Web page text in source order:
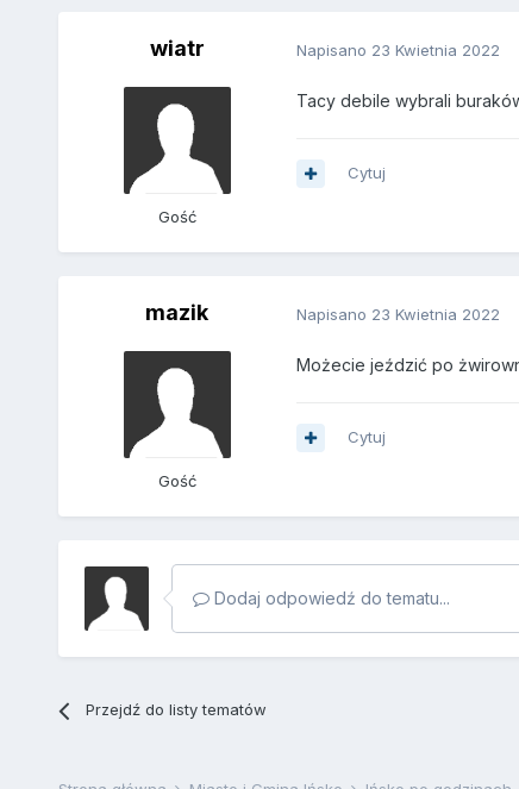
wiatr
Gość
Napisano 23 Kwietnia 2022
Tacy debile wybrali
Cytuj
mazik
Gość
Napisano 23 Kwietnia 2022
Możecie jeździć po
Cytuj
Dodaj odpowiedź do tematu...
Przejdź do listy tematów